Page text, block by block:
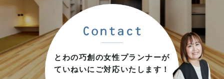
2025年07月 (9)
2025年06月 (6)
2025年05月 (5)
とわの巧創の女性プランナーが
ていねいにご対応いたします！